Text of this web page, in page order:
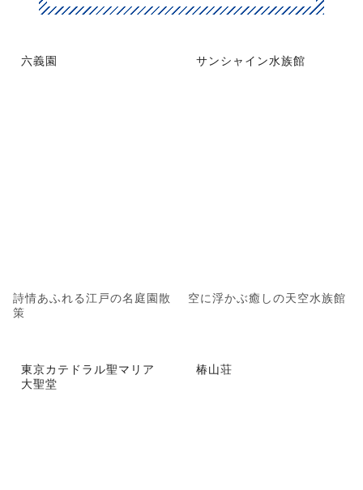
六義園
詩情あふれる江戸の名庭園散
策
サンシャイン水族館
空に浮かぶ癒しの天空水族館
東京カテドラル聖マリア
大聖堂
椿山荘